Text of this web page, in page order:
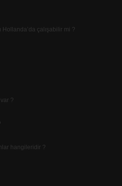
çalışabilir mi ?
?
hangileridir ?